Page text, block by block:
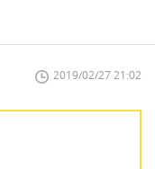
2019/02/27 21:02